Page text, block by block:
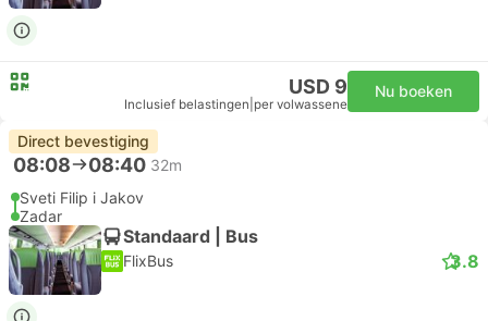
USD 9
Inclusief belastingen per volwassene
Nu boeken
Direct bevestiging
08:08 08:40 32m
Sveti Filip i Jakov
Zadar
Standaard | Bus
FlixBus 3.8